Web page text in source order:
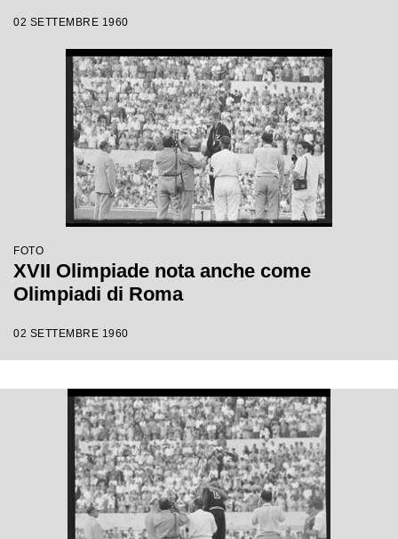
02 SETTEMBRE 1960
FOTO
XVII Olimpiade nota anche come
Olimpiadi di Roma
02 SETTEMBRE 1960